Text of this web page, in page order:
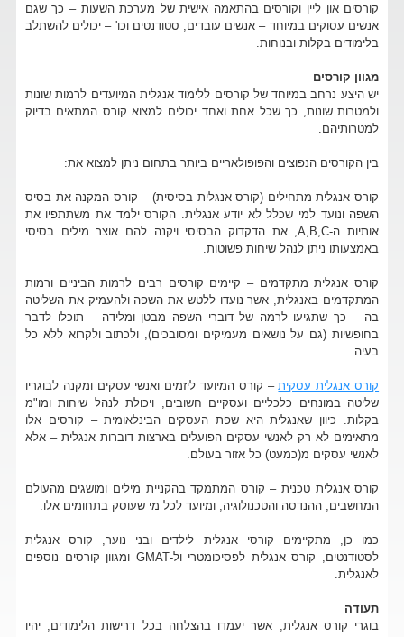
קורסים און ליין וקורסים בהתאמה אישית של מערכת השעות – כך שגם
אנשים עסוקים במיוחד – אנשים עובדים, סטודנטים וכו' – יכולים להשתלב
בלימודים בקלות ובנוחות.
מגוון קורסים
יש היצע נרחב במיוחד של קורסים ללימוד אנגלית המיועדים לרמות שונות
ולמטרות שונות, כך שכל אחת ואחד יכולים למצוא קורס המתאים בדיוק
למטרותיהם.
בין הקורסים הנפוצים והפופולאריים ביותר בתחום ניתן למצוא את:
קורס אנגלית מתחילים (קורס אנגלית בסיסית) – קורס המקנה את בסיס
השפה ונועד למי שכלל לא יודע אנגלית. הקורס ילמד את משתתפיו את
אותיות ה-A,B,C, את הדקדוק הבסיסי ויקנה להם אוצר מילים בסיסי
באמצעותו ניתן לנהל שיחות פשוטות.
קורס אנגלית מתקדמים – קיימים קורסים רבים לרמות הביניים ורמות
המתקדמים באנגלית, אשר נועדו ללטש את השפה ולהעמיק את השליטה
בה – כך שתגיעו לרמה של דוברי השפה מבטן ומלידה – תוכלו לדבר
בחופשיות (גם על נושאים מעמיקים ומסובכים), ולכתוב ולקרוא ללא כל
בעיה.
קורס אנגלית עסקית– קורס המיועד ליזמים ואנשי עסקים ומקנה לבוגריו
שליטה במונחים כלכליים ועסקיים חשובים, ויכולת לנהל שיחות ומו"מ
בקלות. כיוון שאנגלית היא שפת העסקים הבינלאומית – קורסים אלו
מתאימים לא רק לאנשי עסקים הפועלים בארצות דוברות אנגלית – אלא
לאנשי עסקים מ(כמעט) כל אזור בעולם.
קורס אנגלית טכנית – קורס המתמקד בהקניית מילים ומושגים מהעולם
המחשבים, ההנדסה והטכנולוגיה, ומיועד לכל מי שעוסק בתחומים אלו.
כמו כן, מתקיימים קורסי אנגלית לילדים ובני נוער, קורס אנגלית
לסטודנטים, קורס אנגלית לפסיכומטרי ול-GMAT ומגוון קורסים נוספים
לאנגלית.
תעודה
בוגרי קורס אנגלית, אשר יעמדו בהצלחה בכל דרישות הלימודים, יהיו